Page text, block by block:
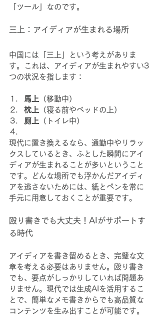
「ツール」なのです。
三上：アイディアが生まれる場所
中国には「三上」という考えがありま
す。これは、アイディアが生まれやすい3
つの状況を指します：
馬上 （移動中）
枕上 （寝る前やベッドの上）
厠上 （トイレ中）
現代に置き換えるなら、通勤中やリラッ
クスしているとき、ふとした瞬間にアイ
ディアが生まれることが多いということ
です。どんな場所でも浮かんだアイディ
アを逃さないためには、紙とペンを常に
手元に用意しておくことが重要です。
殴り書きでも大丈夫！AIがサポートす
る時代
アイディアを書き留めるとき、完璧な文
章を考える必要はありません。殴り書き
でも、要点がしっかりしていれば問題あ
りません。現代では生成AIを活用するこ
とで、簡単なメモ書きからでも高品質な
コンテンツを生み出すことが可能です。